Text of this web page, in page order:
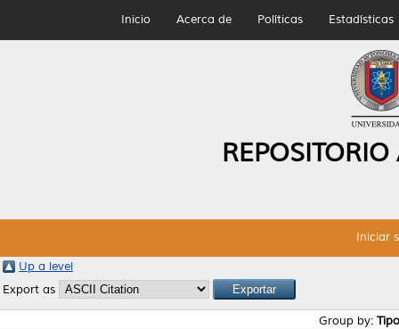
Inicio Acerca de Políticas Estadísticas
Iniciar
Up a level
Export as
Group by: